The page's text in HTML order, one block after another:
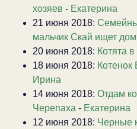
хозяев - Екатерина
21 июня 2018:
мальчик Скай ищет дом
20 июня 2018: Котята
18 июня 2018: Котенок
Ирина
14 июня 2018: Отдам
Черепаха - Екатерина
12 июня 2018: Черные